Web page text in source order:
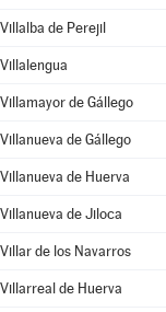
Villalba de Perejil
Villalengua
Villamayor de Gállego
Villanueva de Gállego
Villanueva de Huerva
Villanueva de Jiloca
Villar de los Navarros
Villarreal de Huerva